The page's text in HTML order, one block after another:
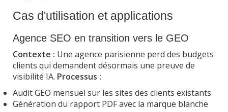
Cas d'utilisation et applications
Agence SEO en transition vers le GEO
Contexte : Une agence parisienne perd des budgets
clients qui demandent désormais une preuve de
visibilité IA. Processus :
Audit GEO mensuel sur les sites des clients existants
Génération du rapport PDF avec la marque blanche